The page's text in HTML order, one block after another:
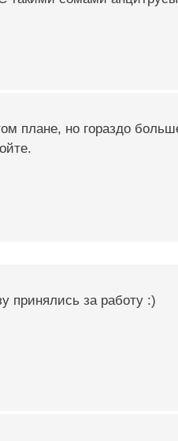
плане, но гораздо
принялись за работу :)